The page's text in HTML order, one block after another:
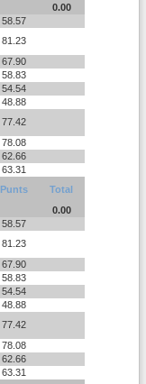
0.00
58.57
81.23
67.90
58.83
54.54
48.88
77.42
78.08
62.66
63.31
Punts
Total
0.00
58.57
81.23
67.90
58.83
54.54
48.88
77.42
78.08
62.66
63.31